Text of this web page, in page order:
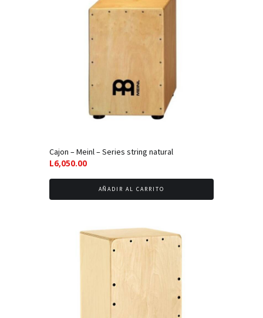
Cajon – Meinl – Series string natural
L6,050.00
AÑADIR AL CARRITO